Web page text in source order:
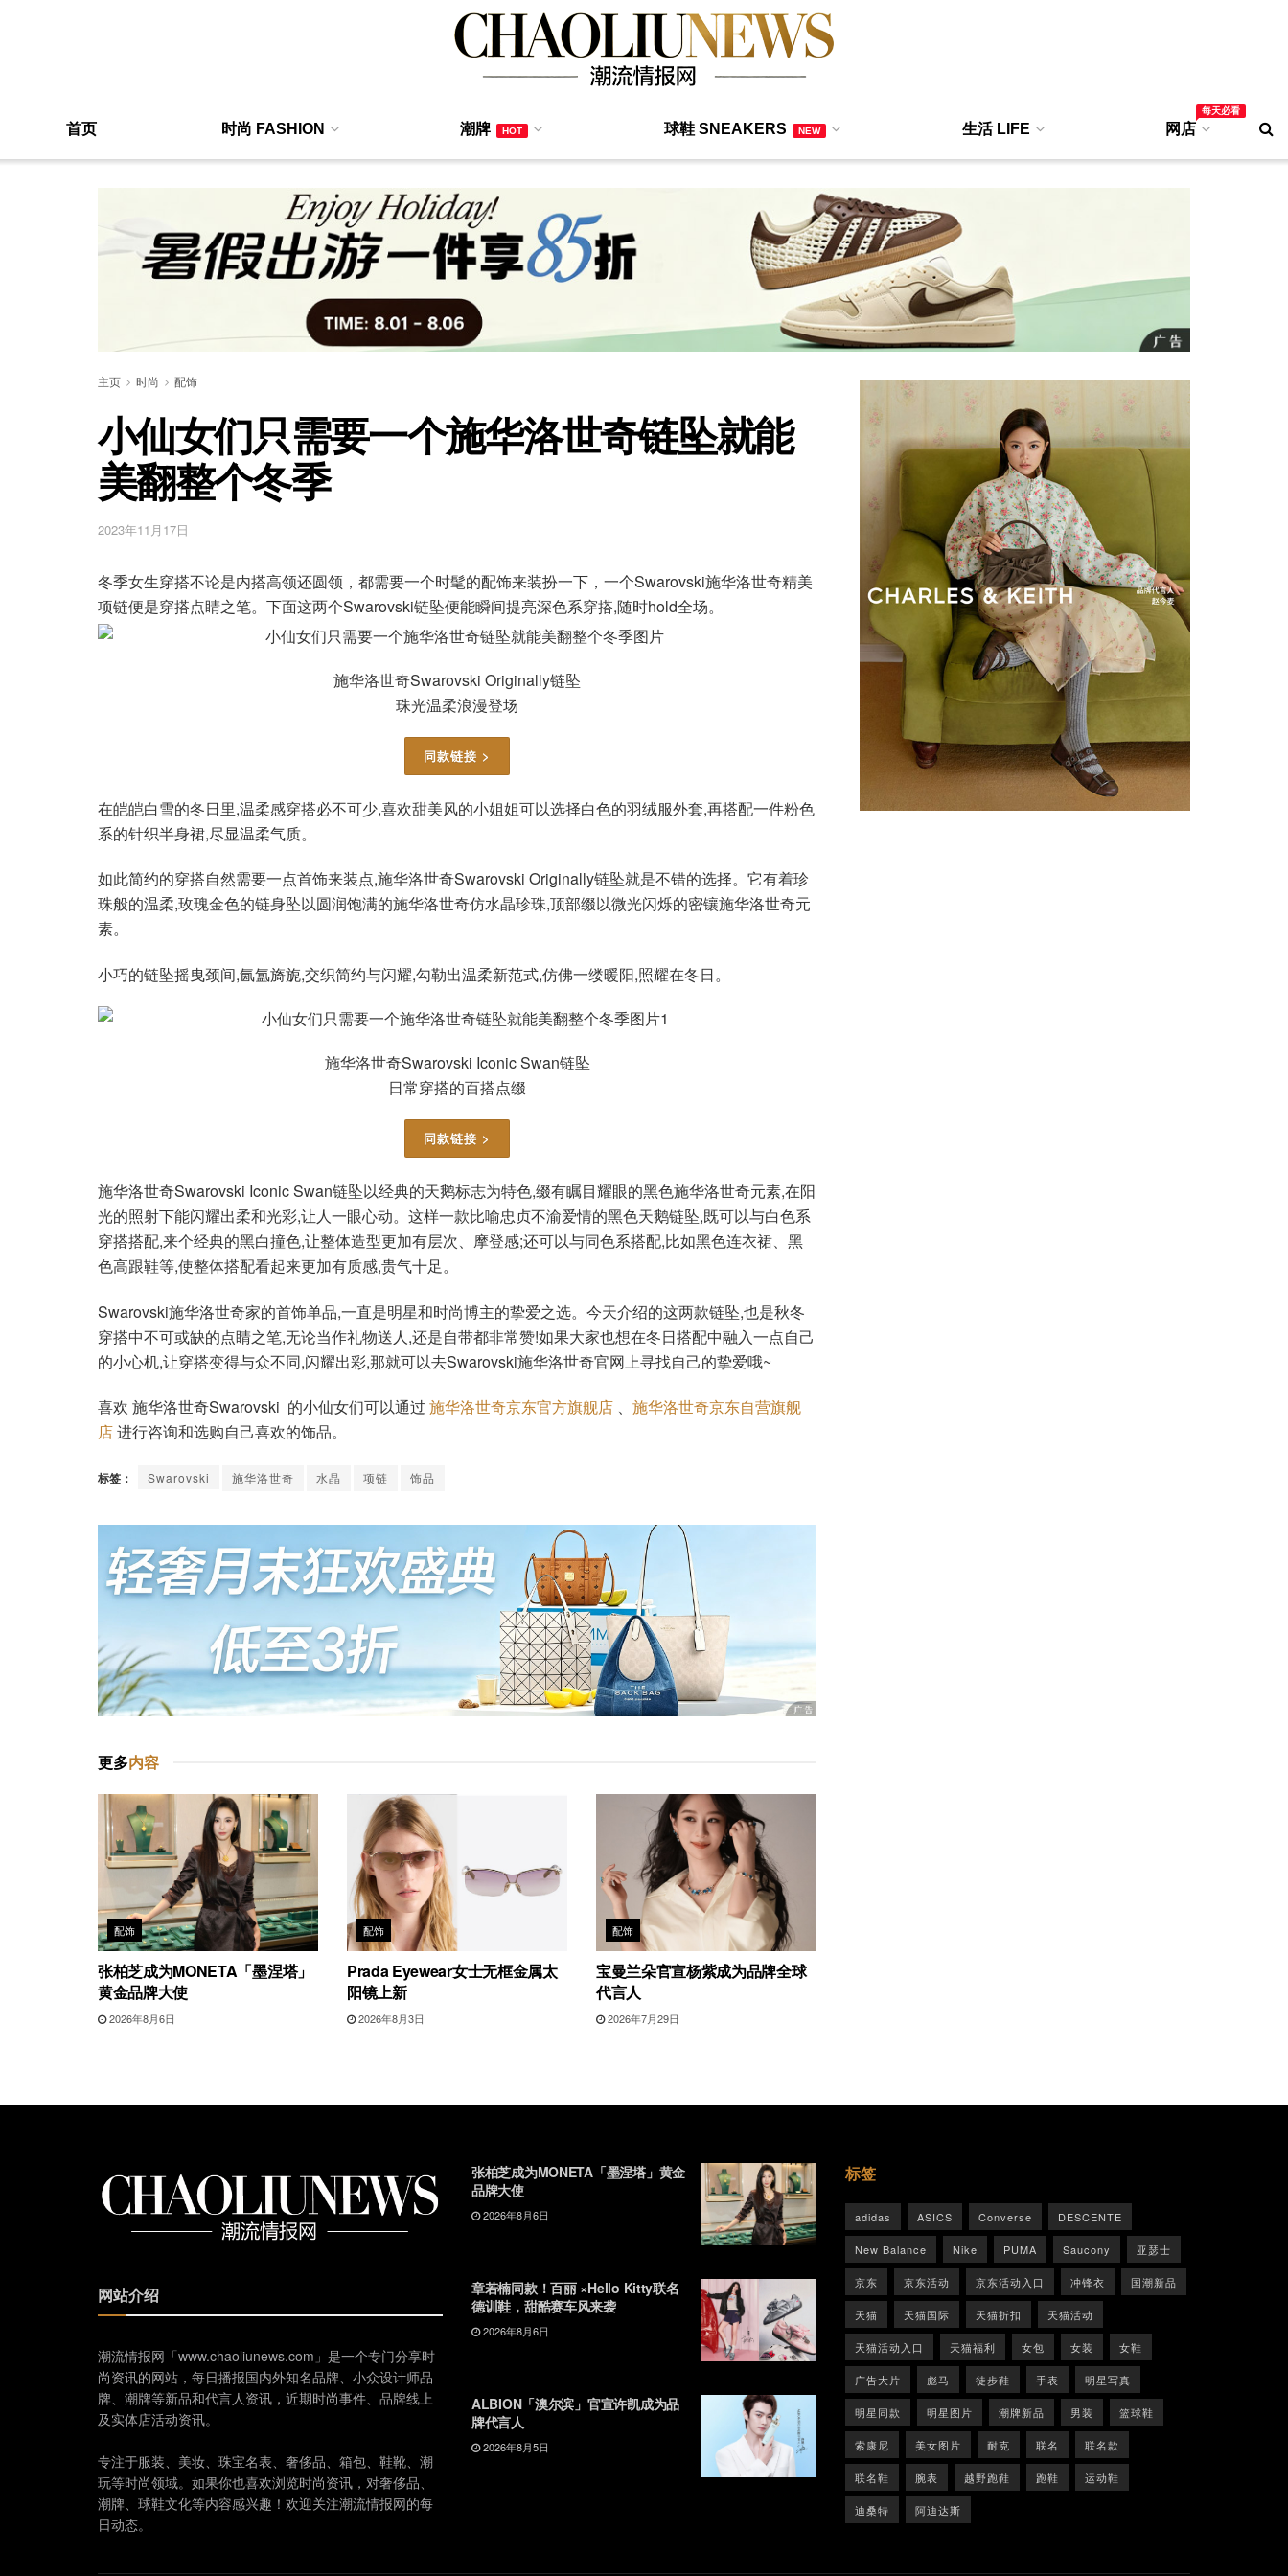
首页 时尚 FASHION 潮牌 HOT 球鞋 SNEAKERS NEW 生活 LIFE 网店
每天必看
主页 时尚 配饰
小仙女们只需要一个施华洛世奇链坠就能
美翻整个冬季
2023年11月17日
冬季女生穿搭不论是内搭高领还圆领，都需要一个时髦的配饰来装扮一下，一个Swarovski施华洛世奇精美
项链便是穿搭点睛之笔。下面这两个Swarovski链坠便能瞬间提亮深色系穿搭,随时hold全场。
施华洛世奇Swarovski Originally链坠
珠光温柔浪漫登场
同款链接 >
在皑皑白雪的冬日里,温柔感穿搭必不可少,喜欢甜美风的小姐姐可以选择白色的羽绒服外套,再搭配一件粉色
系的针织半身裙,尽显温柔气质。
如此简约的穿搭自然需要一点首饰来装点,施华洛世奇Swarovski Originally链坠就是不错的选择。它有着珍
珠般的温柔,玫瑰金色的链身坠以圆润饱满的施华洛世奇仿水晶珍珠,顶部缀以微光闪烁的密镶施华洛世奇元
素。
小巧的链坠摇曳颈间,氤氲旖旎,交织简约与闪耀,勾勒出温柔新范式,仿佛一缕暖阳,照耀在冬日。
施华洛世奇Swarovski Iconic Swan链坠
日常穿搭的百搭点缀
同款链接 >
施华洛世奇Swarovski Iconic Swan链坠以经典的天鹅标志为特色,缀有瞩目耀眼的黑色施华洛世奇元素,在阳
光的照射下能闪耀出柔和光彩,让人一眼心动。这样一款比喻忠贞不渝爱情的黑色天鹅链坠,既可以与白色系
穿搭搭配,来个经典的黑白撞色,让整体造型更加有层次、摩登感;还可以与同色系搭配,比如黑色连衣裙、黑
色高跟鞋等,使整体搭配看起来更加有质感,贵气十足。
Swarovski施华洛世奇家的首饰单品,一直是明星和时尚博主的挚爱之选。今天介绍的这两款链坠,也是秋冬
穿搭中不可或缺的点睛之笔,无论当作礼物送人,还是自带都非常赞!如果大家也想在冬日搭配中融入一点自己
的小心机,让穿搭变得与众不同,闪耀出彩,那就可以去Swarovski施华洛世奇官网上寻找自己的挚爱哦~
喜欢 施华洛世奇Swarovski 的小仙女们可以通过 施华洛世奇京东官方旗舰店 、 施华洛世奇京东自营旗舰
店进行咨询和选购自己喜欢的饰品。
标签： Swarovski 施华洛世奇 水晶 项链 饰品
更多内容
配饰
张柏芝成为MONETA「墨涅塔」
黄金品牌大使
2026年8月6日
配饰
Prada Eyewear女士无框金属太
阳镜上新
2026年8月3日
配饰
宝曼兰朵官宣杨紫成为品牌全球
代言人
2026年7月29日
网站介绍
潮流情报网「www.chaoliunews.com」是一个专门分享时
尚资讯的网站，每日播报国内外知名品牌、小众设计师品
牌、潮牌等新品和代言人资讯，近期时尚事件、品牌线上
及实体店活动资讯。
专注于服装、美妆、珠宝名表、奢侈品、箱包、鞋靴、潮
玩等时尚领域。如果你也喜欢浏览时尚资讯，对奢侈品、
潮牌、球鞋文化等内容感兴趣！欢迎关注潮流情报网的每
日动态。
张柏芝成为MONETA「墨涅塔」黄金
品牌大使
2026年8月6日
章若楠同款！百丽 ×Hello Kitty联名
德训鞋，甜酷赛车风来袭
2026年8月6日
ALBION「澳尔滨」官宣许凯成为品
牌代言人
2026年8月5日
标签
adidas ASICS Converse DESCENTE
New Balance Nike PUMA Saucony 亚瑟士
京东 京东活动 京东活动入口 冲锋衣 国潮新品
天猫 天猫国际 天猫折扣 天猫活动
天猫活动入口 天猫福利 女包 女装 女鞋
广告大片 彪马 徒步鞋 手表 明星写真
明星同款 明星图片 潮牌新品 男装 篮球鞋
索康尼 美女图片 耐克 联名 联名款
联名鞋 腕表 越野跑鞋 跑鞋 运动鞋
迪桑特 阿迪达斯